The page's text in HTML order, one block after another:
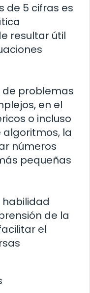
de 5 cifras es
resultar útil
de problemas
en el
o incluso
la
números
pequeñas
de la
el